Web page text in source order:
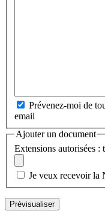
Prévenez-moi de
email
Ajouter un document
Extensions autorisées :
Je veux recevoir la